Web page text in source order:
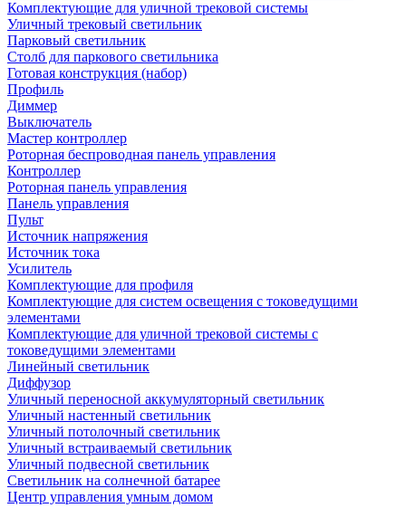
Комплектующие для уличной трековой системы
Уличный трековый светильник
Парковый светильник
Столб для паркового светильника
Готовая конструкция (набор)
Профиль
Диммер
Выключатель
Мастер контроллер
Роторная беспроводная панель управления
Контроллер
Роторная панель управления
Панель управления
Пульт
Источник напряжения
Источник тока
Усилитель
Комплектующие для профиля
Комплектующие для систем освещения с токоведущими
элементами
Комплектующие для уличной трековой системы с
токоведущими элементами
Линейный светильник
Диффузор
Уличный переносной аккумуляторный светильник
Уличный настенный светильник
Уличный потолочный светильник
Уличный встраиваемый светильник
Уличный подвесной светильник
Светильник на солнечной батарее
Центр управления умным домом